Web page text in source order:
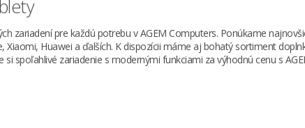
zariadení pre každú potrebu v AGEM Computers. Ponúkame
Xiaomi, Huawei a ďalších. K dispozícii máme aj bohatý sortiment
si spoľahlivé zariadenie s modernými funkciami za výhodnú cenu s